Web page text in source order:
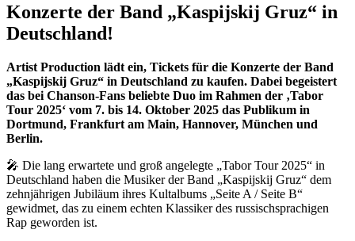
Konzerte der Band „Kaspijskij Gruz“ in
Deutschland!
Artist Production lädt ein, Tickets für die Konzerte der Band
„Kaspijskij Gruz“ in Deutschland zu kaufen. Dabei begeistert
das bei Chanson-Fans beliebte Duo im Rahmen der ‚Tabor
Tour 2025‘ vom 7. bis 14. Oktober 2025 das Publikum in
Dortmund, Frankfurt am Main, Hannover, München und
Berlin.
🎤 Die lang erwartete und groß angelegte „Tabor Tour 2025“ in
Deutschland haben die Musiker der Band „Kaspijskij Gruz“ dem
zehnjährigen Jubiläum ihres Kultalbums „Seite A / Seite B“
gewidmet, das zu einem echten Klassiker des russischsprachigen
Rap geworden ist.